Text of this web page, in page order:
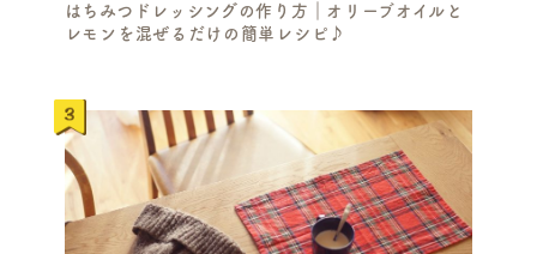
はちみつドレッシングの作り方｜オリーブオイルと
レモンを混ぜるだけの簡単レシピ♪